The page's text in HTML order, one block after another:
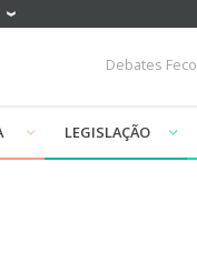
Debates
LEGISLAÇÃO